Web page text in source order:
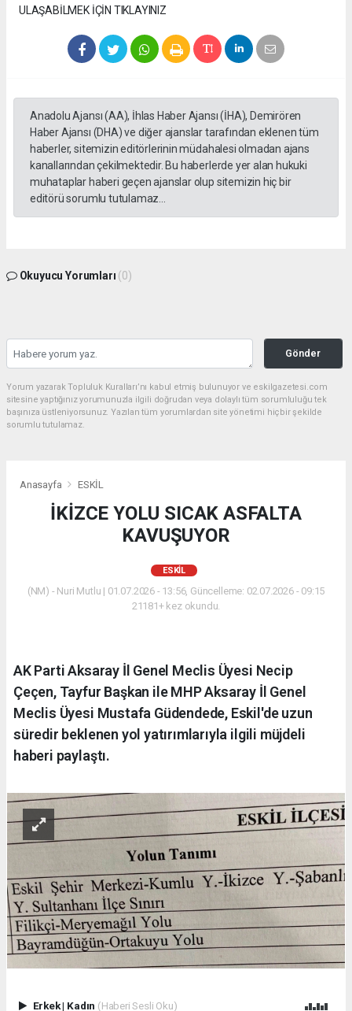
ULAŞABİLMEK İÇİN TIKLAYINIZ
Anadolu Ajansı (AA), İhlas Haber Ajansı (İHA), Demirören
Haber Ajansı (DHA) ve diğer ajanslar tarafından eklenen tüm
haberler, sitemizin editörlerinin müdahalesi olmadan ajans
kanallarından çekilmektedir. Bu haberlerde yer alan hukuki
muhataplar haberi geçen ajanslar olup sitemizin hiç bir
editörü sorumlu tutulamaz...
Okuyucu Yorumları (0)
Gönder
Yorum yazarak Topluluk Kuralları’nı kabul etmiş bulunuyor ve eskilgazetesi.com
sitesine yaptığınız yorumunuzla ilgili doğrudan veya dolaylı tüm sorumluluğu tek
başınıza üstleniyorsunuz. Yazılan tüm yorumlardan site yönetimi hiçbir şekilde
sorumlu tutulamaz.
Anasayfa ESKİL
İKİZCE YOLU SICAK ASFALTA
KAVUŞUYOR
ESKİL
(NM) - Nuri Mutlu | 01.07.2026 - 13:56, Güncelleme: 02.07.2026 - 09:15
21181+ kez okundu.
AK Parti Aksaray İl Genel Meclis Üyesi Necip
Çeçen, Tayfur Başkan ile MHP Aksaray İl Genel
Meclis Üyesi Mustafa Güdendede, Eskil'de uzun
süredir beklenen yol yatırımlarıyla ilgili müjdeli
haberi paylaştı.
Erkek| Kadın (Haberi Sesli Oku)